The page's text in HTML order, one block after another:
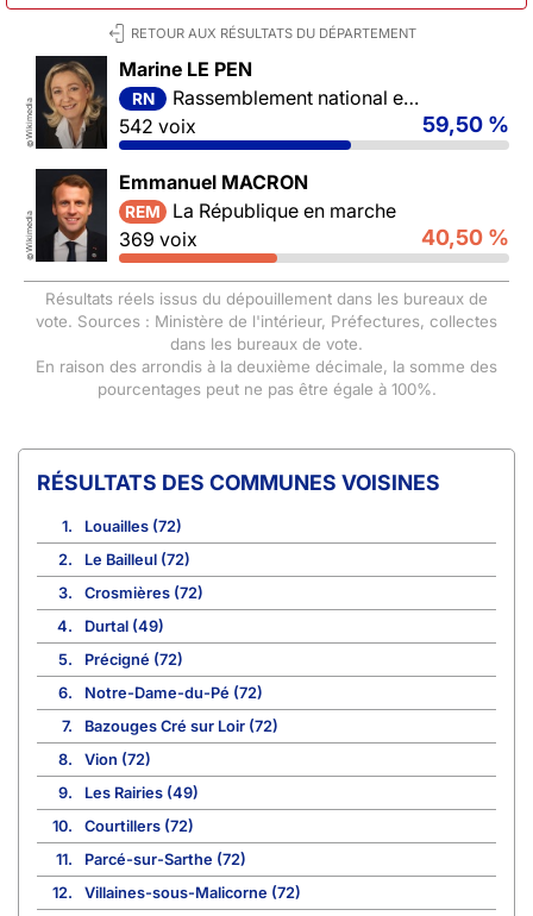
RETOUR AUX RÉSULTATS DU DÉPARTEMENT
©
Wikimedia
Marine LE PEN
RN
Rassemblement national et ses alliés
542 voix
59,50 %
©
Wikimedia
Emmanuel MACRON
REM
La République en marche
369 voix
40,50 %
Résultats réels issus du dépouillement dans les bureaux de
vote. Sources : Ministère de l'intérieur, Préfectures, collectes
dans les bureaux de vote.
En raison des arrondis à la deuxième décimale, la somme des
pourcentages peut ne pas être égale à 100%.
COMMUNES VOISINES
1.
Louailles (72)
2.
Le Bailleul (72)
3.
Crosmières (72)
4.
Durtal (49)
5.
Précigné (72)
6.
Notre-Dame-du-Pé (72)
7.
Bazouges Cré sur Loir (72)
8.
Vion (72)
9.
Les Rairies (49)
10.
Courtillers (72)
11.
Parcé-sur-Sarthe (72)
12.
Villaines-sous-Malicorne (72)